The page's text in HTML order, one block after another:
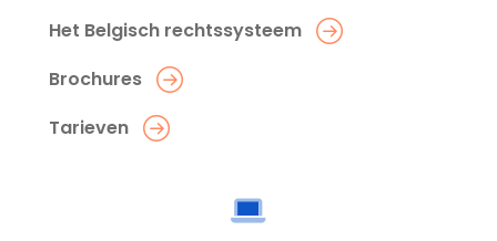
Het Belgisch rechtssysteem
Brochures
Tarieven